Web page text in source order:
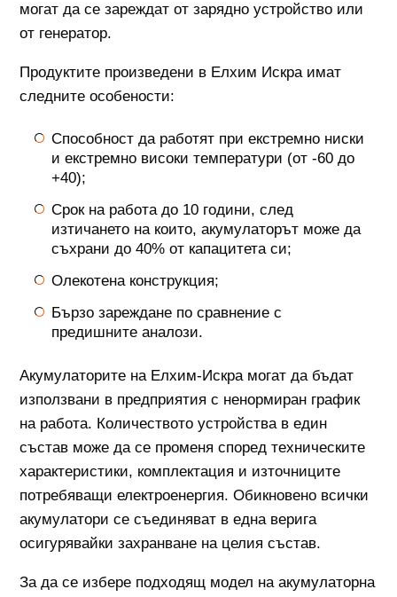
могат да се зареждат от зарядно устройство или
от генератор.
Продуктите произведени в Елхим Искра имат
следните особености:
Способност да работят при екстремно ниски
и екстремно високи температури (от -60 до
+40);
Срок на работа до 10 години, след
изтичането на които, акумулаторът може да
съхрани до 40% от капацитета си;
Олекотена конструкция;
Бързо зареждане по сравнение с
предишните аналози.
Акумулаторите на Елхим-Искра могат да бъдат
използвани в предприятия с ненормиран график
на работа. Количеството устройства в един
състав може да се променя според техническите
характеристики, комплектация и източниците
потребяващи електроенергия. Обикновено всички
акумулатори се съединяват в една верига
осигурявайки захранване на целия състав.
За да се избере подходящ модел на акумулаторна